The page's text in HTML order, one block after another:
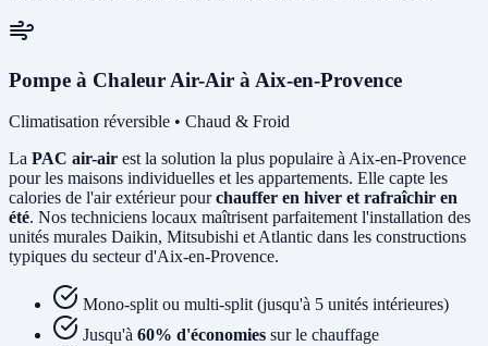
Pompe à Chaleur Air-Air à Aix-en-Provence
Climatisation réversible • Chaud & Froid
La PAC air-air est la solution la plus populaire à Aix-en-Provence
pour les maisons individuelles et les appartements. Elle capte les
calories de l'air extérieur pourchauffer en hiver et rafraîchir en
été. Nos techniciens locaux maîtrisent parfaitement l'installation des
unités murales Daikin, Mitsubishi et Atlantic dans les constructions
typiques du secteur d'Aix-en-Provence.
Mono-split ou multi-split (jusqu'à 5 unités intérieures)
Jusqu'à 60% d'économies sur le chauffage